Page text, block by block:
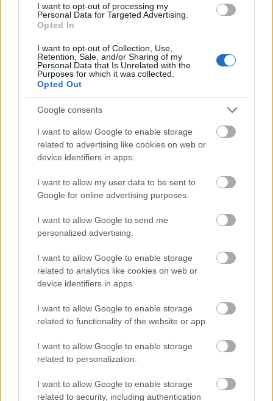
I want to opt-out of processing my
Personal Data for Targeted Advertising.
Opted In
I want to opt-out of Collection, Use,
Retention, Sale, and/or Sharing of my
Personal Data that Is Unrelated with the
Purposes for which it was collected.
Opted Out
Google consents
I want to allow Google to enable storage
related to advertising like cookies on web or
device identifiers in apps.
I want to allow my user data to be sent to
Google for online advertising purposes.
I want to allow Google to send me
personalized advertising.
I want to allow Google to enable storage
related to analytics like cookies on web or
device identifiers in apps.
I want to allow Google to enable storage
related to functionality of the website or app.
I want to allow Google to enable storage
related to personalization.
I want to allow Google to enable storage
related to security, including authentication
Πολύχρωμα κτίρια και παλιές βάρκες με τον καθεδρικό ναό στο φόντο στο
λιμάνι του Cobh, κομητεία Κορκ, Ιρλανδία
Κατευθυνθείτε στην πόλη για το Cork Fringe
Festival στις 8-10 Μαΐου και απολαύστε όλα τα
θεατρικά events που λαμβάνουν χώρα σε όλη την
πόλη, καθώς και τις λίγες γνήσιες, κλασικές
ιρλανδικές παμπ – το Mutton Lane Inn και το
Coughlan’s είναι μερικές από τις κορυφαίες
εξερευνήσετε.
Η Κίνα δυναμικά στη λίστα
Τη δεύτερη και τρίτη θέση, σύμφωνα με την
KAYAK, καταλαμβάνουν δύο κινεζικοί προορισμοί:
η οποία δεσπόζει από βουνά και αποτελεί κόμβο
ιστορίας , και ηΧαρμπίν στη βορειοανατολική
αρχιτεκτονικής και το μεγαλύτερο φεστιβάλ